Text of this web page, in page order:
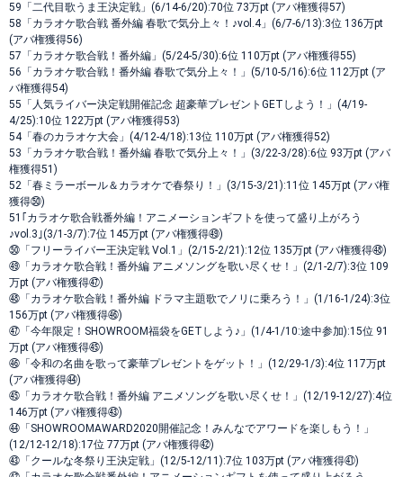
59「二代目歌うま王決定戦」(6/14-6/20):70位 73万pt (アバ権獲得57)
58「カラオケ歌合戦 番外編 春歌で気分上々！♪vol.4」(6/7-6/13):3位 136万pt
(アバ権獲得56)
57「カラオケ歌合戦！番外編」(5/24-5/30):6位 110万pt (アバ権獲得55)
56「カラオケ歌合戦！番外編 春歌で気分上々！」(5/10-5/16):6位 112万pt (ア
バ権獲得54)
55「人気ライバー決定戦開催記念 超豪華プレゼントGETしよう！」(4/19-
4/25):10位 122万pt (アバ権獲得53)
54「春のカラオケ大会」(4/12-4/18):13位 110万pt (アバ権獲得52)
53「カラオケ歌合戦！番外編 春歌で気分上々！」(3/22-3/28):6位 93万pt (アバ
権獲得51)
52「春ミラーボール＆カラオケで春祭り！」(3/15-3/21):11位 145万pt (アバ権
獲得㊿)
51｢カラオケ歌合戦番外編！アニメーションギフトを使って盛り上がろう
♪vol.3｣(3/1-3/7):7位 145万pt (アバ権獲得㊾)
㊿「フリーライバー王決定戦 Vol.1」(2/15-2/21):12位 135万pt (アバ権獲得㊽)
㊾「カラオケ歌合戦！番外編 アニメソングを歌い尽くせ！」(2/1-2/7):3位 109
万pt (アバ権獲得㊼)
㊽「カラオケ歌合戦！番外編 ドラマ主題歌でノリに乗ろう！」(1/16-1/24):3位
156万pt (アバ権獲得㊻)
㊼「今年限定！SHOWROOM福袋をGETしよう♪」(1/4-1/10:途中参加):15位 91
万pt (アバ権獲得㊺)
㊻「令和の名曲を歌って豪華プレゼントをゲット！」(12/29-1/3):4位 117万pt
(アバ権獲得㊹)
㊺「カラオケ歌合戦！番外編 アニメソングを歌い尽くせ！」(12/19-12/27):4位
146万pt (アバ権獲得㊸)
㊹「SHOWROOMAWARD2020開催記念！みんなでアワードを楽しもう！」
(12/12-12/18):17位 77万pt (アバ権獲得㊷)
㊸「クールな冬祭り王決定戦」(12/5-12/11):7位 103万pt (アバ権獲得㊶)